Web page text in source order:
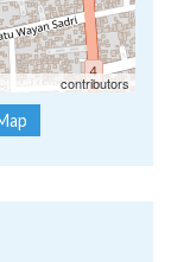
contributors